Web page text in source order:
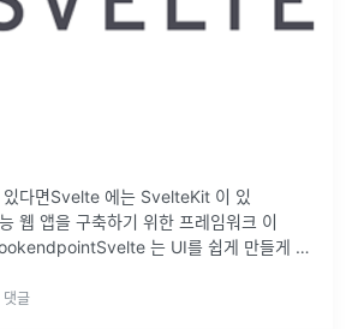
다면Svelte 에는 SvelteKit 이 있
웹 앱을 구축하기 위한 프레임워크 이
는 UI를 쉽게 만들게 해
댓글